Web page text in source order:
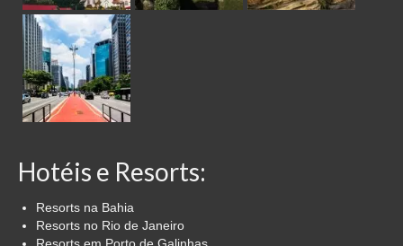
Hotéis e Resorts:
Resorts na Bahia
Resorts no Rio de Janeiro